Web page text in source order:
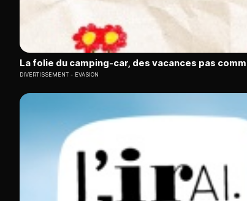
La folie du camping-car, des vacances pas
DIVERTISSEMENT EVASION